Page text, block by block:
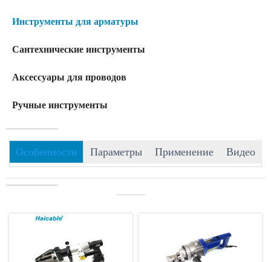
Инструменты для арматуры
Сантехнические инструменты
Аксессуары для проводов
Ручные инструменты
Особенности Параметры Применение Видео
———